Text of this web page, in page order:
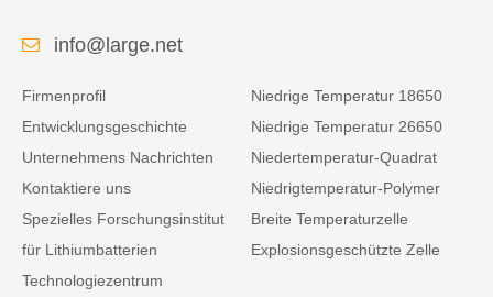
info@large.net
Firmenprofil
Entwicklungsgeschichte
Unternehmens Nachrichten
Kontaktiere uns
Spezielles Forschungsinstitut
für Lithiumbatterien
Technologiezentrum
Niedrige Temperatur 18650
Niedrige Temperatur 26650
Niedertemperatur-Quadrat
Niedrigtemperatur-Polymer
Breite Temperaturzelle
Explosionsgeschützte Zelle